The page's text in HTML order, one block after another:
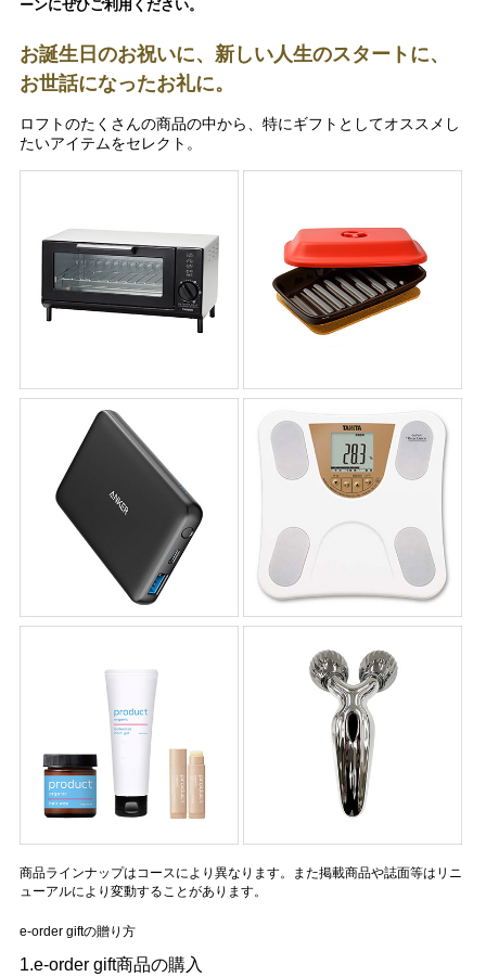
ーンにぜひご利用ください。
お誕生日のお祝いに、新しい人生のスタートに、
お世話になったお礼に。
ロフトのたくさんの商品の中から、特にギフトとしてオススメし
たいアイテムをセレクト。
商品ラインナップはコースにより異なります。また掲載商品や誌面等はリニ
ューアルにより変動することがあります。
e-order giftの贈り方
1.e-order gift商品の購入